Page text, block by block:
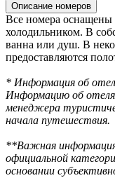
Описание номеров
Все номера оснащены
холодильником. В
ванна или душ. В
предоставляются
* Информация об
Информацию об
менеджера
начала путешествия.
**Важная
официальной
основании